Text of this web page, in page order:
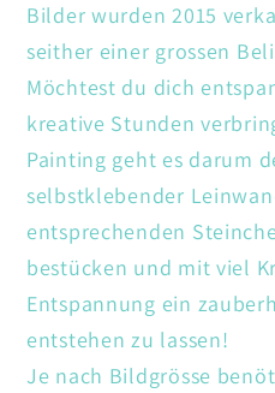
Bilder wurden 2015
seither einer grossen
Möchtest du dich
kreative Stunden
Painting geht es darum
selbstklebender
entsprechenden
bestücken und mit viel
Entspannung ein
entstehen zu lassen!
Je nach Bildgrösse